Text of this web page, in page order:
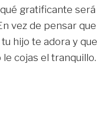
gratificante será
vez de pensar que
hijo te adora y que
cojas el tranquillo.